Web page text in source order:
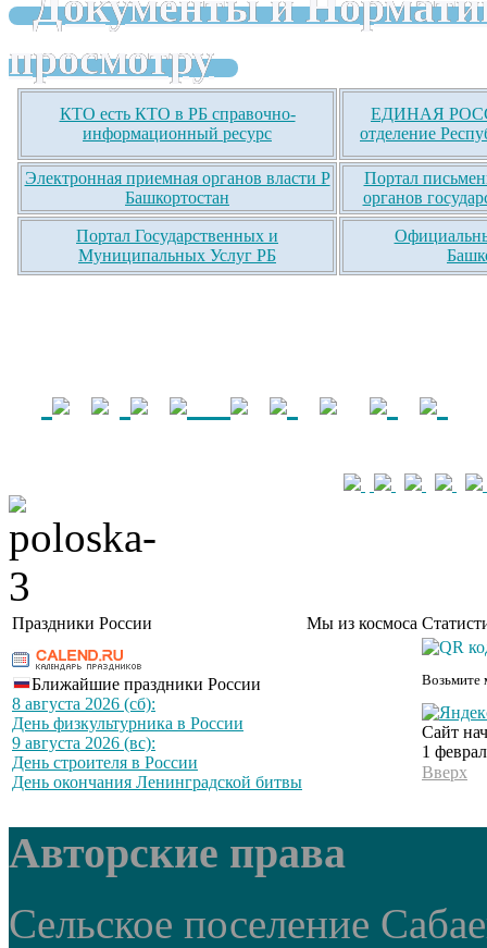
просмотру
КТО есть КТО в РБ справочно-
информационный ресурс
ЕДИНАЯ
отделение
Электронная приемная органов власти Р
Башкортостан
Портал
органов
Портал Государственных и
Муниципальных Услуг РБ
Праздники России Мы из космоса
Ближайшие праздники России
8 августа 2026 (сб):
День физкультурника в России
9 августа 2026 (вс):
День строителя в России
День окончания Ленинградской битвы
Возьмите
Сайт
1
Вверх
Авторские права
Сельское поселение